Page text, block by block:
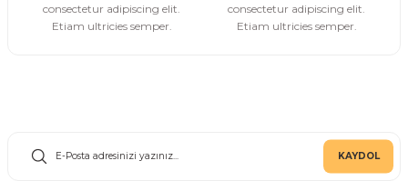
consectetur adipiscing elit.
Etiam ultricies semper.
consectetur adipiscing elit.
Etiam ultricies semper.
KAYDOL